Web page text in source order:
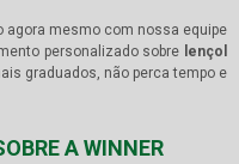
mesmo com nossa equipe
personalizado sobre lençol
graduados, não perca tempo e
A WINNER